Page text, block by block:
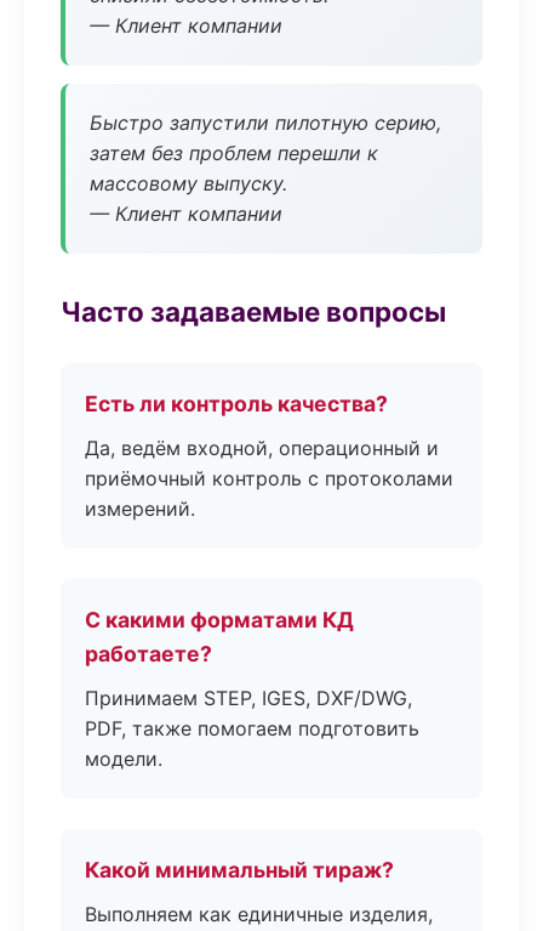
— Клиент компании
Быстро запустили пилотную серию,
затем без проблем перешли к
массовому выпуску.
— Клиент компании
Часто задаваемые вопросы
Есть ли контроль качества?
Да, ведём входной, операционный и
приёмочный контроль с протоколами
измерений.
С какими форматами КД
работаете?
Принимаем STEP, IGES, DXF/DWG,
PDF, также помогаем подготовить
модели.
Какой минимальный тираж?
Выполняем как единичные изделия,